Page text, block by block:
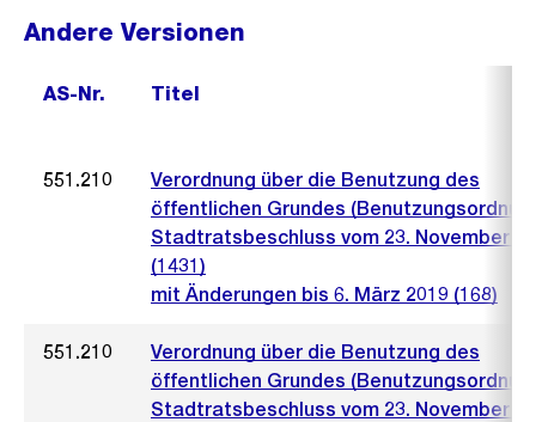
Andere Versionen
AS-Nr. Titel
551.210
Verordnung über die Benutzung des
öffentlichen Grundes
Stadtratsbeschluss vom 23. November
(1431)
mit Änderungen bis 6. März 2019 (168)
551.210
Verordnung über die Benutzung des
öffentlichen Grundes
Stadtratsbeschluss vom 23. November